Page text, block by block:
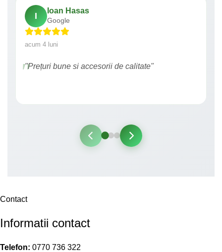
I
Ioan Hasas
Google
acum 4 luni
"Prețuri bune si accesorii de calitate"
Contact
Informatii contact
Telefon: 0770 736 322